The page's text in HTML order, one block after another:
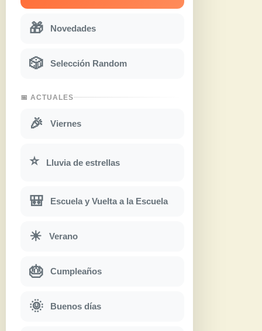
🎁 Novedades
🎲 Selección Random
📅 ACTUALES
🎉 Viernes
⭐ Lluvia de estrellas
🎒 Escuela y Vuelta a la Escuela
☀ Verano
🎂 Cumpleaños
🌞 Buenos días